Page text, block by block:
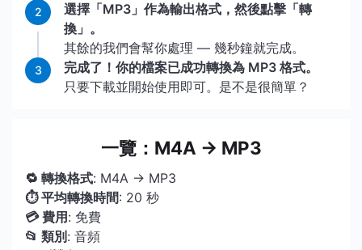
2
選擇「MP3」作為輸出格式，然後點擊「轉
換」。
其餘的我們會幫你處理 — 幾秒鐘就完成。
3
完成了！你的檔案已成功轉換為 MP3 格式。
只要下載並開始使用即可。是不是很簡單？
一覽：M4A → MP3
🔁 轉換格式: M4A → MP3
⏱ 平均轉換時間: 20 秒
💳 費用 : 免費
📂 類別 : 音頻